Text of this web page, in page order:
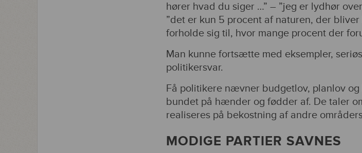
hører hvad du siger …” – ”jeg er lydhør
”det er kun 5 procent af naturen, der
forholde sig til, hvor mange procent der
Man kunne fortsætte med eksempler,
politikersvar.
Få politikere nævner budgetlov, planlov
bundet på hænder og fødder af. De taler
realiseres på bekostning af andre
MODIGE PARTIER SAVNES